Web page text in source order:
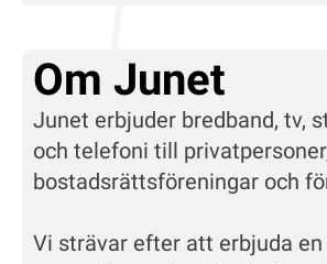
Om Junet
Junet erbjuder bredband, tv,
och telefoni till
bostadsrättsföreningar och
Vi strävar efter att erbjuda en